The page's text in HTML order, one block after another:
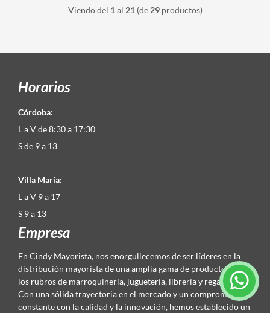
Viendo del 1 al 21 (de 29productos)
Horarios
Córdoba:
L a V de 8:30 a 17:30
S de 9 a 13
Villa María:
L a V 9 a 17
S 9 a 13
Empresa
En Cindy Mayorista, nos enorgullecemos de ser líderes en la
distribución mayorista de una amplia gama de productos en
los rubros de marroquinería, juguetería, librería y regalería.
Con una sólida trayectoria en el mercado y un compromiso
constante con la calidad y la innovación, hemos establecido un